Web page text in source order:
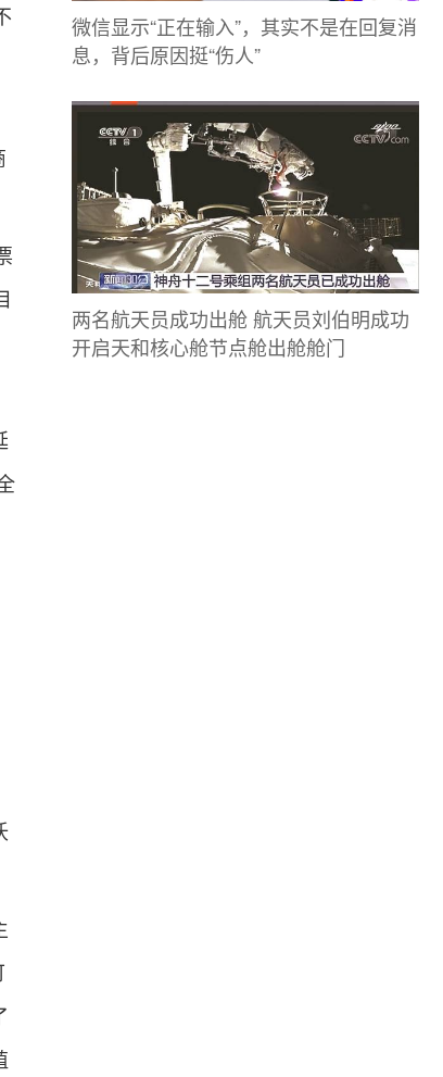
微信显示“正在输入”，其实不是在回复消
息，背后原因挺“伤人”
两名航天员成功出舱 航天员刘伯明成功
开启天和核心舱节点舱出舱舱门